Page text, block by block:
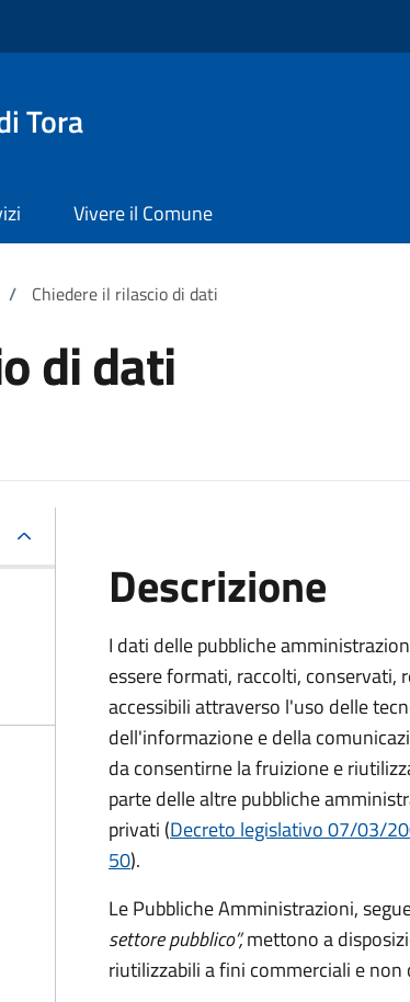
Tora
Vivere il Comune
/ Chiedere il rilascio di dati
di dati
Descrizione
I dati delle pubbliche
essere formati, raccolti, conservati,
accessibili attraverso l'uso delle
dell'informazione e della
da consentirne la fruizione e
parte delle altre pubbliche
privati (Decreto legislativo 07/03/
50).
Le Pubbliche Amministrazioni,
settore pubblico”,mettono a
riutilizzabili a fini commerciali e non